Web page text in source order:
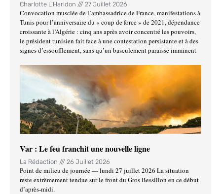
Charlotte L'Haridon 27 Juillet 2026
Convocation musclée de l’ambassadrice de France, manifestations à
Tunis pour l’anniversaire du « coup de force » de 2021, dépendance
croissante à l’Algérie : cinq ans après avoir concentré les pouvoirs,
le président tunisien fait face à une contestation persistante et à des
signes d’essoufflement, sans qu’un basculement paraisse imminent
Var : Le feu franchit une nouvelle ligne
La Rédaction 26 Juillet 2026
Point de milieu de journée — lundi 27 juillet 2026 La situation
reste extrêmement tendue sur le front du Gros Bessillon en ce début
d’après-midi.